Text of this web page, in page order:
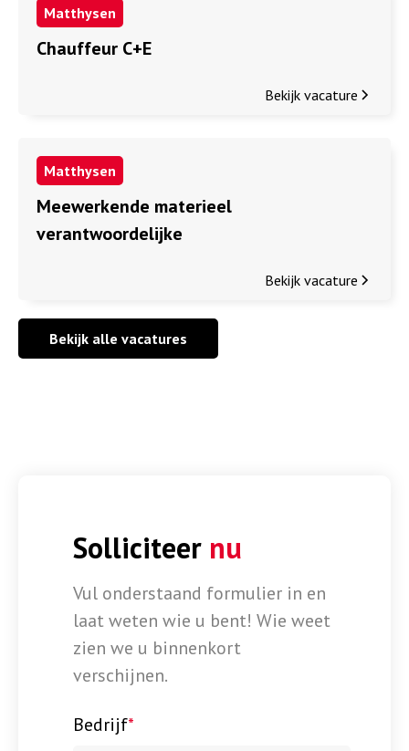
Matthysen
Chauffeur C+E
Bekijk vacature
Matthysen
Meewerkende materieel
verantwoordelijke
Bekijk vacature
Bekijk alle vacatures
Solliciteer nu
Vul onderstaand formulier in en
laat weten wie u bent! Wie weet
zien we u binnenkort
verschijnen.
Bedrijf*